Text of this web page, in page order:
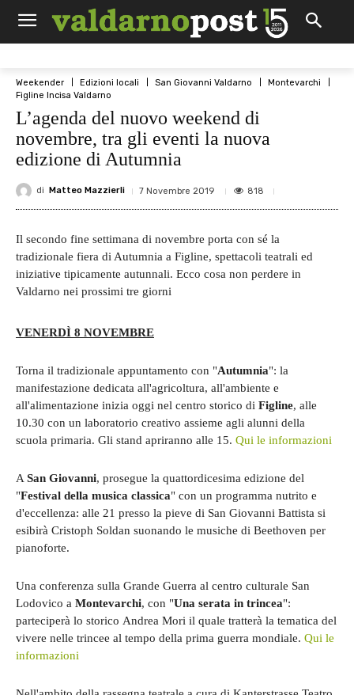
Weekender Edizioni locali San Giovanni Valdarno
Montevarchi
Figline Incisa Valdarno
L’agenda del nuovo weekend di
novembre, tra gli eventi la nuova
edizione di Autumnia
di Matteo Mazzierli 7 Novembre 2019 818
Il secondo fine settimana di novembre porta con sé la
tradizionale fiera di Autumnia a Figline, spettacoli teatrali ed
iniziative tipicamente autunnali. Ecco cosa non perdere in
Valdarno nei prossimi tre giorni
VENERDÌ 8 NOVEMBRE
Torna il tradizionale appuntamento con "Autumnia": la
manifestazione dedicata all'agricoltura, all'ambiente e
all'alimentazione inizia oggi nel centro storico di Figline, alle
10.30 con un laboratorio creativo assieme agli alunni della
scuola primaria. Gli stand apriranno alle 15. Qui le informazioni
A San Giovanni, prosegue la quattordicesima edizione del
"Festival della musica classica" con un programma nutrito e
d'eccellenza: alle 21 presso la pieve di San Giovanni Battista si
esibirà Cristoph Soldan suonando le musiche di Beethoven per
pianoforte.
Una conferenza sulla Grande Guerra al centro culturale San
Lodovico a Montevarchi, con "Una serata in trincea":
parteciperà lo storico Andrea Mori il quale tratterà la tematica del
vivere nelle trincee al tempo della prima guerra mondiale. Qui le
informazioni